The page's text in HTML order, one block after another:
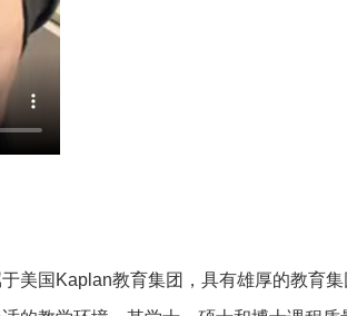
美国Kaplan教育集团，具有雄厚的教育